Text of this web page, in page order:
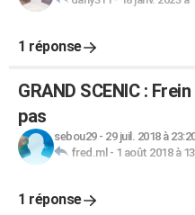
1 réponse
GRAND SCENIC :
pas
sebou29- 29 juil. 2018 à
fred.ml - 1 août 2018 à
1 réponse